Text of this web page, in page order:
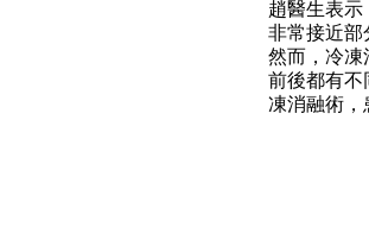
趙醫生表示
非常接近部
然而，冷
前後都有不
凍消融術，